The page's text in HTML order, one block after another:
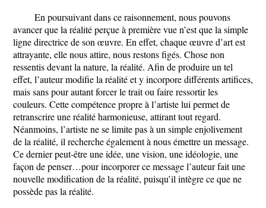
En poursuivant dans ce raisonnement, nous pouvons
avancer que la réalité perçue à première vue n’est que la simple
ligne directrice de son œuvre. En effet, chaque œuvre d’art est
attrayante, elle nous attire, nous restons figés. Chose non
ressentis devant la nature, la réalité. Afin de produire un tel
effet, l’auteur modifie la réalité et y incorpore différents artifices,
mais sans pour autant forcer le trait ou faire ressortir les
couleurs. Cette compétence propre à l’artiste lui permet de
retranscrire une réalité harmonieuse, attirant tout regard.
Néanmoins, l’artiste ne se limite pas à un simple enjolivement
de la réalité, il recherche également à nous émettre un message.
Ce dernier peut-être une idée, une vision, une idéologie, une
façon de penser…pour incorporer ce message l’auteur fait une
nouvelle modification de la réalité, puisqu’il intègre ce que ne
possède pas la réalité.